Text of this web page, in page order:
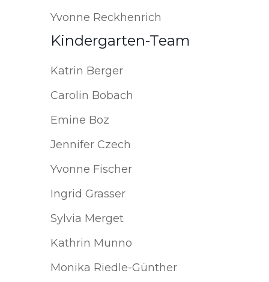
Yvonne Reckhenrich
Kindergarten-Team
Katrin Berger
Carolin Bobach
Emine Boz
Jennifer Czech
Yvonne Fischer
Ingrid Grasser
Sylvia Merget
Kathrin Munno
Monika Riedle-Günther